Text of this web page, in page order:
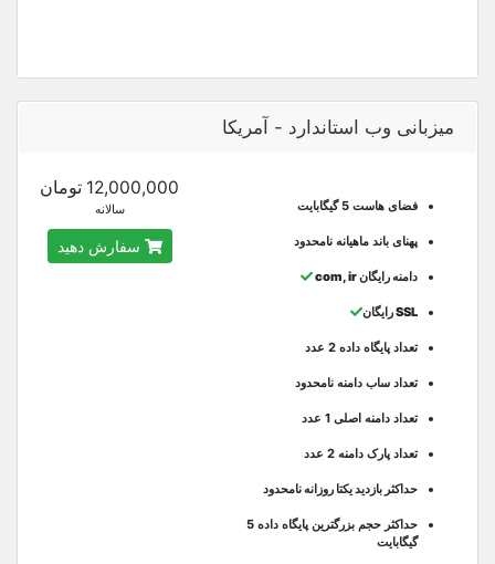
میزبانی وب استاندارد - آمریکا
فضای هاست 5 گیگابایت
پهنای باند ماهیانه نامحدود
دامنه رایگان com, ir
SSL رایگان
تعداد پایگاه داده 2 عدد
تعداد ساب دامنه نامحدود
تعداد دامنه اصلی 1 عدد
تعداد پارک دامنه 2 عدد
حداکثر بازدید یکتا روزانه نامحدود
حداکثر حجم بزرگترین پایگاه داده 5
گیگابایت
12,000,000 تومان
سالانه
سفارش دهید